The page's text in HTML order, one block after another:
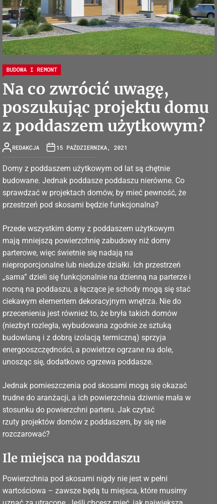
BUDOWA I REMONT
Na co zwrócić uwagę,
poszukując projektu domu
z poddaszem użytkowym?
REDAKCJA 15 PAŹDZIERNIKA, 2021
Domy z poddaszem użytkowym od lat są chętnie
budowane. Jednak poddasze poddaszu nierówne. Co
sprawdzać w projektach domów, by mieć pewność, że
przestrzeń pod skosami będzie funkcjonalna?
Przede wszystkim domy z poddaszem użytkowym
mają mniejszą powierzchnię zabudowy niż domy
parterowe, więc świetnie się nadają na
nieproporcjonalne lub nieduże działki. Ich przestrzeń
„sama” dzieli się funkcjonalnie na dzienną na parterze i
nocną na poddaszu, a łączące je schody mogą się stać
ciekawym elementem dekoracyjnym wnętrza. Nie do
przecenienia jest również to, że bryła takich domów
(niezbyt rozległa, wybudowana zgodnie ze sztuką
budowlaną i z dobrą izolacją termiczną) sprzyja
energooszczędności, a powietrze ogrzane na dole,
unosząc się, dodatkowo ogrzewa poddasze.
Jednak pomieszczenia pod skosami mogą się okazać
trudne do aranżacji, a ich powierzchnia dziwnie mała w
stosunku do powierzchni parteru. Jak czytać
rzuty projektów domów z poddaszem, by się nie
rozczarować?
Ile miejsca na poddaszu
Powierzchnia pod skosami nigdy nie jest w pełni
wartościowa – zawsze będą tu miejsca, które musimy